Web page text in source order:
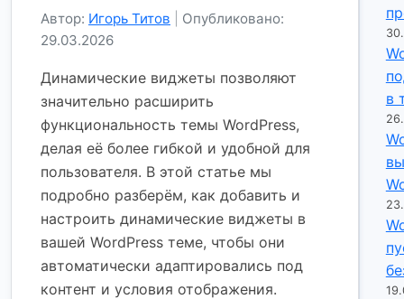
Автор: Игорь Титов
Опубликовано:
29.03.2026
Динамические виджеты позволяют
значительно расширить
функциональность темы WordPress,
делая её более гибкой и удобной для
пользователя. В этой статье мы
подробно разберём, как добавить и
настроить динамические виджеты в
вашей WordPress теме, чтобы они
автоматически адаптировались под
контент и условия отображения.
в